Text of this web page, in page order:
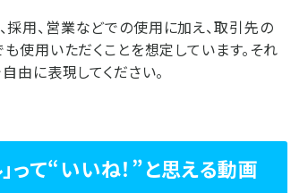
用、営業などでの使用に加え、取引先の
使用いただくことを想定しています。それ
由に表現してください。
って“いいね！”と思える動画